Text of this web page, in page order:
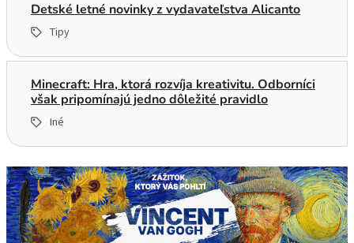
Detské letné novinky z vydavateľstva Alicanto
Tipy
Minecraft: Hra, ktorá rozvíja kreativitu. Odborníci
však pripomínajú jedno dôležité pravidlo
Iné